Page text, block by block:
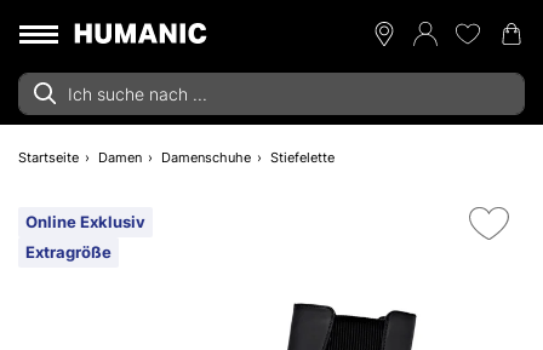
Startseite Damen Damenschuhe Stiefelette
Online Exklusiv
Extragröße